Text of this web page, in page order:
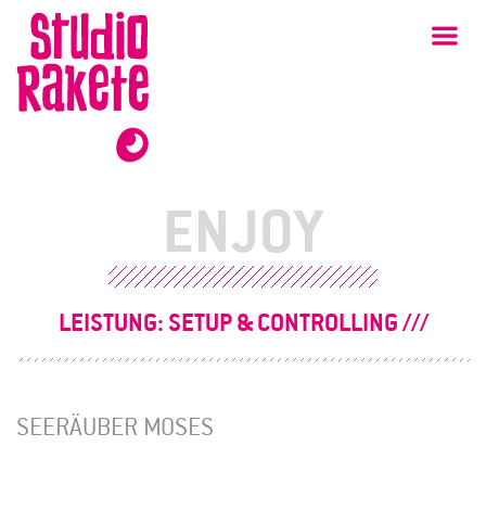
Zum
Inhalt
Studio
Rakete
ENJOY
LEISTUNG: SETUP & CONTROLLING
SEERÄUBER MOSES